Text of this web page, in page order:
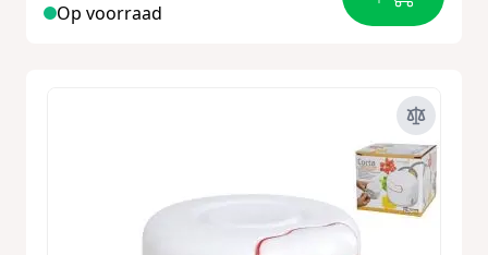
Op voorraad